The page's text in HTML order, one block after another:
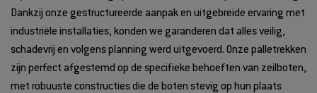
Dankzij onze gestructureerde aanpak en uitgebreide ervaring met
industriële installaties, konden we garanderen dat alles veilig,
schadevrij en volgens planning werd uitgevoerd. Onze palletrekken
zijn perfect afgestemd op de specifieke behoeften van zeilboten,
met robuuste constructies die de boten stevig op hun plaats